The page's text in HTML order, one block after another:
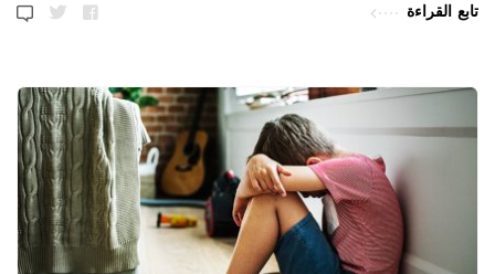
تابع القراءة